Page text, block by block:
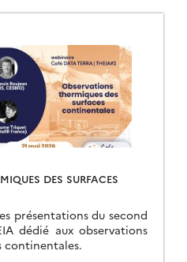
DES SURFACES
présentations du second
dédié aux observations
continentales.